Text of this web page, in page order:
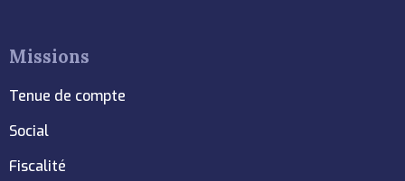
Missions
Tenue de compte
Social
Fiscalité